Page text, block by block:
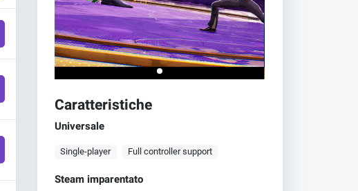
Caratteristiche
Universale
Single-player Full controller support
Steam imparentato